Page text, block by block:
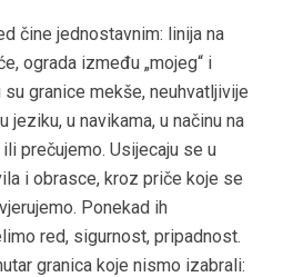
čine jednostavnim: linija na
ograda između „mojeg“ i
su granice mekše, neuhvatljivije
jeziku, u navikama, u načinu na
prečujemo. Usijecaju se u
i obrasce, kroz priče koje se
Ponekad ih
red, sigurnost, pripadnost.
granica koje nismo izabrali: